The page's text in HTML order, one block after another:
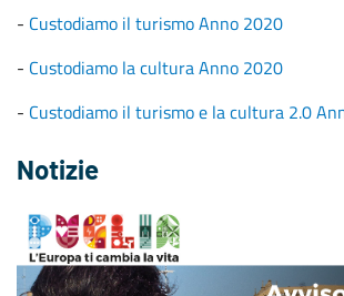
- Custodiamo il turismo Anno 2020
- Custodiamo la cultura Anno 2020
- Custodiamo il turismo e la cultura 2.0
Notizie